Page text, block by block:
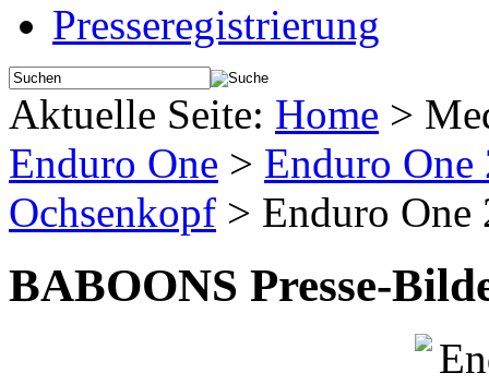
Presseregistrierung
Aktuelle Seite: Home >
Enduro One > Enduro One
Ochsenkopf > Enduro One
BABOONS Presse-